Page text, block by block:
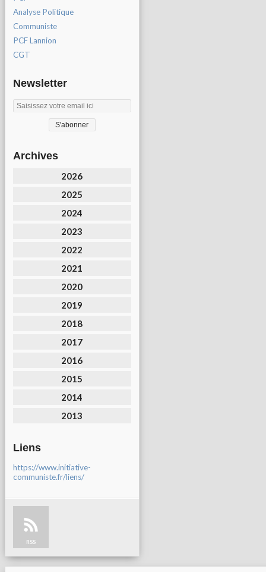
Analyse Politique
Communiste
PCF Lannion
CGT
Newsletter
Archives
2026
2025
2024
2023
2022
2021
2020
2019
2018
2017
2016
2015
2014
2013
Liens
https://www.initiative-
communiste.fr/liens/
RSS